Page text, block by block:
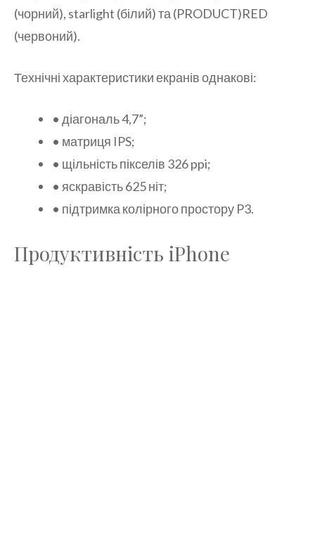
(чорний), starlight (білий) та (PRODUCT)RED
(червоний).
Технічні характеристики екранів однакові:
• діагональ 4,7”;
• матриця IPS;
• щільність пікселів 326 ppi;
• яскравість 625 ніт;
• підтримка колірного простору P3.
Продуктивність iPhone